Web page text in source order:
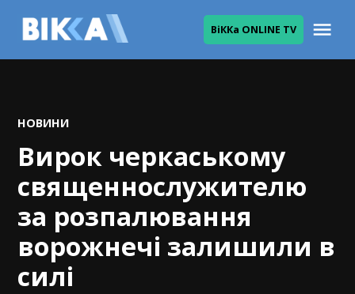
ВіККа ONLINE TV
POSTED
НОВИНИ
Вирок черкаському
священнослужителю
за розпалювання
ворожнечі залишили в
силі